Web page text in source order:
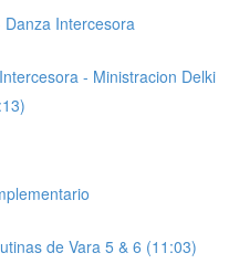
Intercesora
- Ministracion Delki
de Vara 5 & 6 (11:03)